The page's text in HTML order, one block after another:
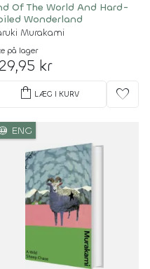
Of The World And Hard-
Wonderland
Murakami
på lager
kr
shopping_bag LÆG I KURV favorite
ENG